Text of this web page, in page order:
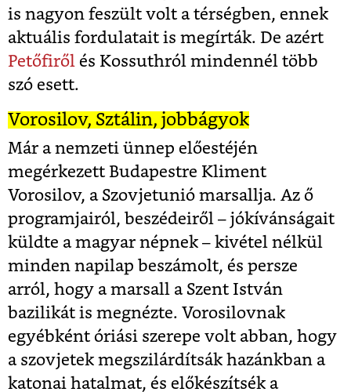
is nagyon feszült volt a térségben, ennek
aktuális fordulatait is megírták. De azért
Petőfiről és Kossuthról mindennél több
szó esett.
Vorosilov, Sztálin, jobbágyok
Már a nemzeti ünnep előestéjén
megérkezett Budapestre Kliment
Vorosilov, a Szovjetunió marsallja. Az ő
programjairól, beszédeiről – jókívánságait
küldte a magyar népnek – kivétel nélkül
minden napilap beszámolt, és persze
arról, hogy a marsall a Szent István
bazilikát is megnézte. Vorosilovnak
egyébként óriási szerepe volt abban, hogy
a szovjetek megszilárdítsák hazánkban a
katonai hatalmat, és előkészítsék a